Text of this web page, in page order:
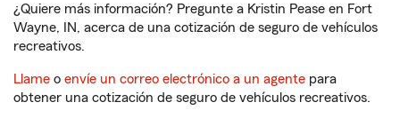
¿Quiere más información? Pregunte a Kristin Pease en Fort
Wayne, IN, acerca de una cotización de seguro de vehículos
recreativos.
Llame o envíe un correo electrónico a un agente para
obtener una cotización de seguro de vehículos recreativos.